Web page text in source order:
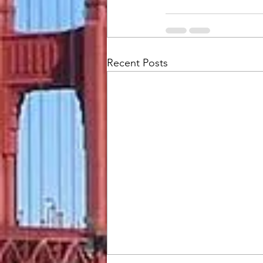
Recent Posts